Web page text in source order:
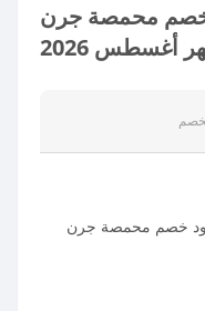
خصم محمصة جرن
أغسطس 2026
خصم محمصة جرن